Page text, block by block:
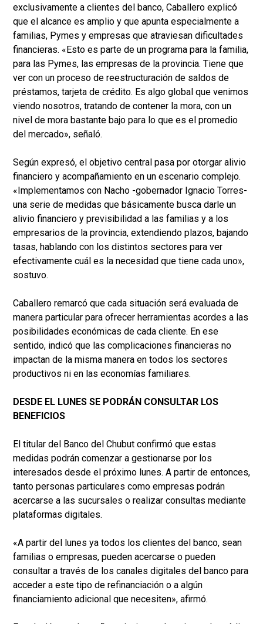
exclusivamente a clientes del banco, Caballero explicó
que el alcance es amplio y que apunta especialmente a
familias, Pymes y empresas que atraviesan dificultades
financieras. «Esto es parte de un programa para la familia,
para las Pymes, las empresas de la provincia. Tiene que
ver con un proceso de reestructuración de saldos de
préstamos, tarjeta de crédito. Es algo global que venimos
viendo nosotros, tratando de contener la mora, con un
nivel de mora bastante bajo para lo que es el promedio
del mercado», señaló.
Según expresó, el objetivo central pasa por otorgar alivio
financiero y acompañamiento en un escenario complejo.
«Implementamos con Nacho -gobernador Ignacio Torres-
una serie de medidas que básicamente busca darle un
alivio financiero y previsibilidad a las familias y a los
empresarios de la provincia, extendiendo plazos, bajando
tasas, hablando con los distintos sectores para ver
efectivamente cuál es la necesidad que tiene cada uno»,
sostuvo.
Caballero remarcó que cada situación será evaluada de
manera particular para ofrecer herramientas acordes a las
posibilidades económicas de cada cliente. En ese
sentido, indicó que las complicaciones financieras no
impactan de la misma manera en todos los sectores
productivos ni en las economías familiares.
DESDE EL LUNES SE PODRÁN CONSULTAR LOS
BENEFICIOS
El titular del Banco del Chubut confirmó que estas
medidas podrán comenzar a gestionarse por los
interesados desde el próximo lunes. A partir de entonces,
tanto personas particulares como empresas podrán
acercarse a las sucursales o realizar consultas mediante
plataformas digitales.
«A partir del lunes ya todos los clientes del banco, sean
familias o empresas, pueden acercarse o pueden
consultar a través de los canales digitales del banco para
acceder a este tipo de refinanciación o a algún
financiamiento adicional que necesiten», afirmó.